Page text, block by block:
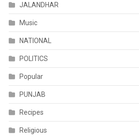
JALANDHAR
Music
NATIONAL
POLITICS
Popular
PUNJAB
Recipes
Religious